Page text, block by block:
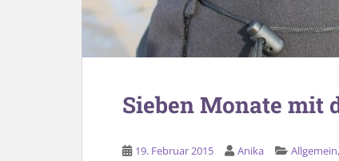
Sieben Monate mit
19. Februar 2015 Anika Allgemein,